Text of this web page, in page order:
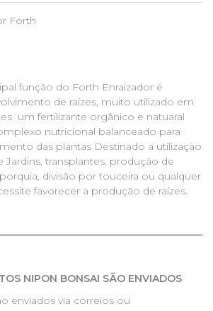
Forth
função do Forth Enraizador é
de raízes, muito utilizado em
um fertilizante orgânico e natuaral
nutricional balanceado para
das plantas Destinado a utilização
transplantes, produção de
divisão por touceira ou qualquer
favorecer a produção de raízes.
NIPON BONSAI SÃO ENVIADOS
enviados via correios ou